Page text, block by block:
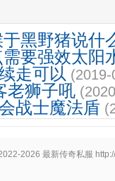
黑野猪说什
要强效太阳
走可以
老狮子吼
战士魔法盾
2026最新传奇私服